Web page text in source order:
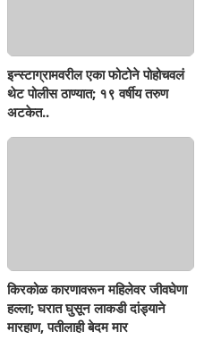
इन्स्टाग्रामवरील एका फोटोने पोहोचवलं
थेट पोलीस ठाण्यात; १९ वर्षीय तरुण
अटकेत..
किरकोळ कारणावरून महिलेवर जीवघेणा
हल्ला; घरात घुसून लाकडी दांड्याने
मारहाण, पतीलाही बेदम मार